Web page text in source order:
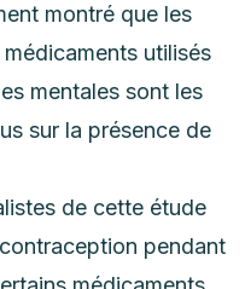
montré que les
utilisés
mentales sont les
sur la présence de
de cette étude
pendant